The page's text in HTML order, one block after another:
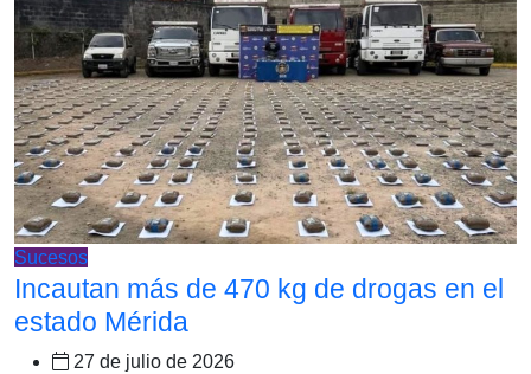
Sucesos
Incautan más de 470 kg de drogas en el
estado Mérida
27 de julio de 2026